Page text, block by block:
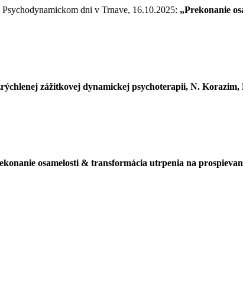
dni v Trnave, 16.10.2025: „Prekonanie
zážitkovej dynamickej psychoterapii, N.
osamelosti & transformácia utrpenia na